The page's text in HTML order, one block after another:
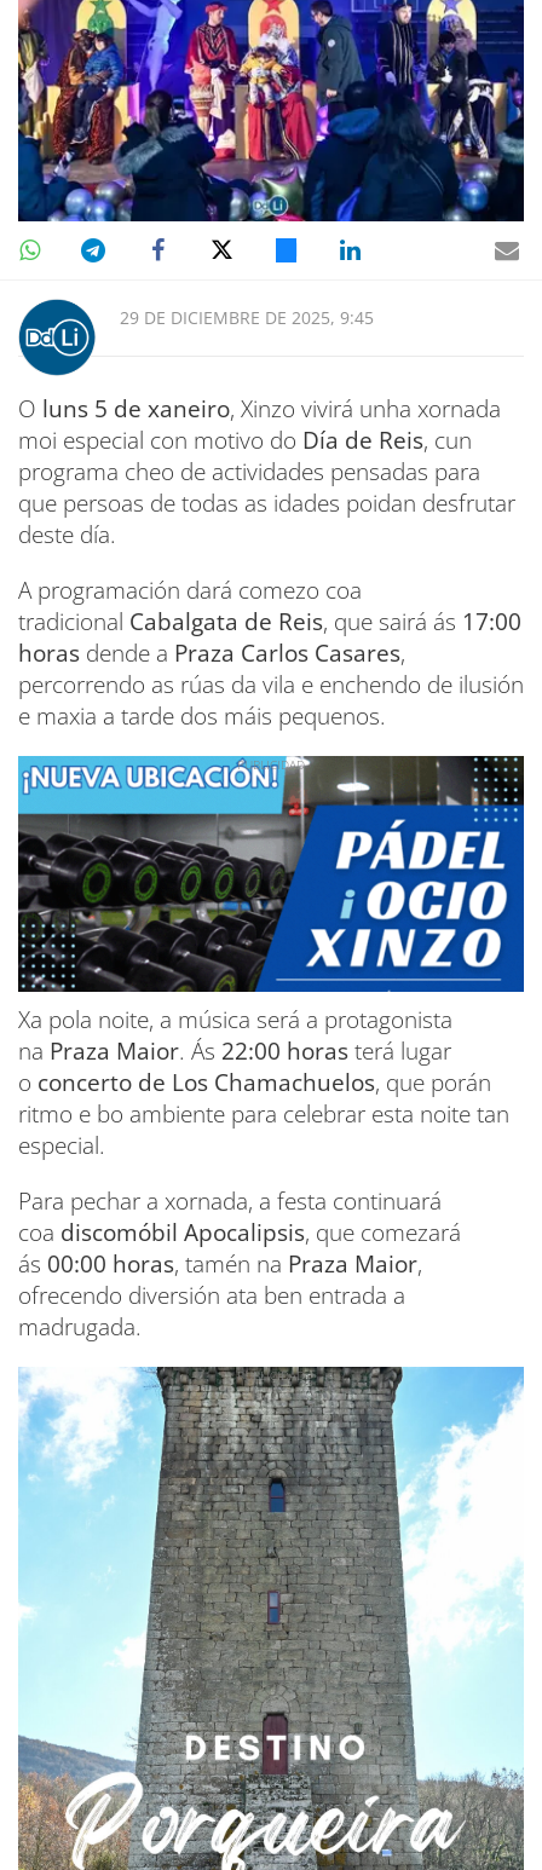
29 DE DICIEMBRE DE 2025, 9:45
O luns 5 de xaneiro, Xinzo vivirá unha xornada
moi especial con motivo do Día de Reis, cun
programa cheo de actividades pensadas para
que persoas de todas as idades poidan desfrutar
deste día.
A programación dará comezo coa
tradicional Cabalgata de Reis, que sairá ás 17:00
horas dende a Praza Carlos Casares,
percorrendo as rúas da vila e enchendo de ilusión
e maxia a tarde dos máis pequenos.
Xa pola noite, a música será a protagonista
na Praza Maior. Ás 22:00 horasterá lugar
o concerto de Los Chamachuelos, que porán
ritmo e bo ambiente para celebrar esta noite tan
especial.
Para pechar a xornada, a festa continuará
coa discomóbil Apocalipsis, que comezará
ás 00:00 horas, tamén na Praza Maior,
ofrecendo diversión ata ben entrada a
madrugada.